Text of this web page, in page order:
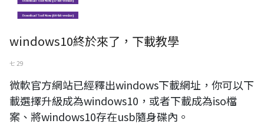
windows10終於來了，下載教學
七 29
微軟官方網站已經釋出windows下載網址，你可以下
載選擇升級成為windows10，或者下載成為iso檔
案、將windows10存在usb隨身碟內。